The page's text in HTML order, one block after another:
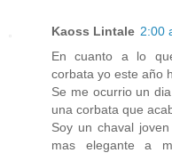
Kaoss Lintale 2:00
En cuanto a lo
corbata yo este año
Se me ocurrio un
una corbata que
Soy un chaval
mas elegante a